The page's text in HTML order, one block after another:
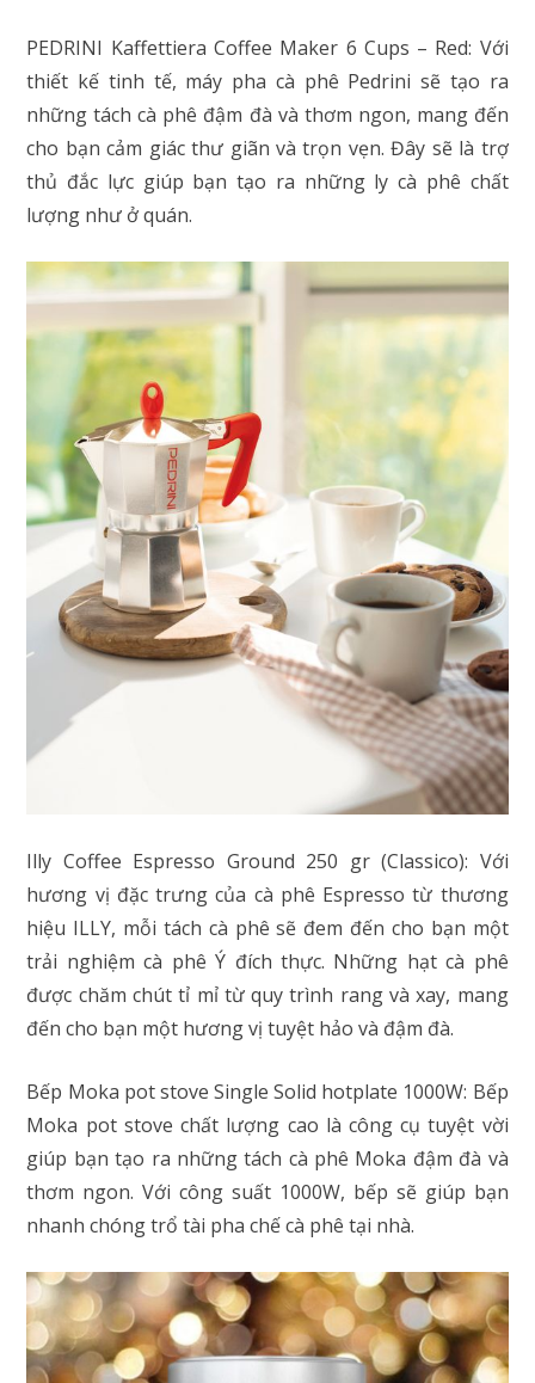
PEDRINI Kaffettiera Coffee Maker 6 Cups – Red: Với
thiết kế tinh tế, máy pha cà phê Pedrini sẽ tạo ra
những tách cà phê đậm đà và thơm ngon, mang đến
cho bạn cảm giác thư giãn và trọn vẹn. Đây sẽ là trợ
thủ đắc lực giúp bạn tạo ra những ly cà phê chất
lượng như ở quán.
Illy Coffee Espresso Ground 250 gr (Classico): Với
hương vị đặc trưng của cà phê Espresso từ thương
hiệu ILLY, mỗi tách cà phê sẽ đem đến cho bạn một
trải nghiệm cà phê Ý đích thực. Những hạt cà phê
được chăm chút tỉ mỉ từ quy trình rang và xay, mang
đến cho bạn một hương vị tuyệt hảo và đậm đà.
Bếp Moka pot stove Single Solid hotplate 1000W: Bếp
Moka pot stove chất lượng cao là công cụ tuyệt vời
giúp bạn tạo ra những tách cà phê Moka đậm đà và
thơm ngon. Với công suất 1000W, bếp sẽ giúp bạn
nhanh chóng trổ tài pha chế cà phê tại nhà.